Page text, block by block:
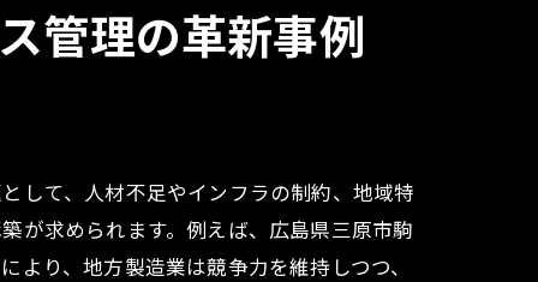
管理の革新事例
して、人材不足やインフラの制約、地域特
が求められます。例えば、広島県三原市駒
り、地方製造業は競争力を維持しつつ、